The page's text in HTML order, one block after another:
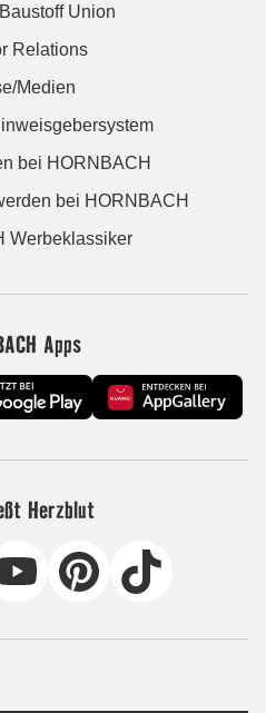
Union
Relations
Medien
bei HORNBACH
bei HORNBACH
Werbeklassiker
Apps
Herzblut